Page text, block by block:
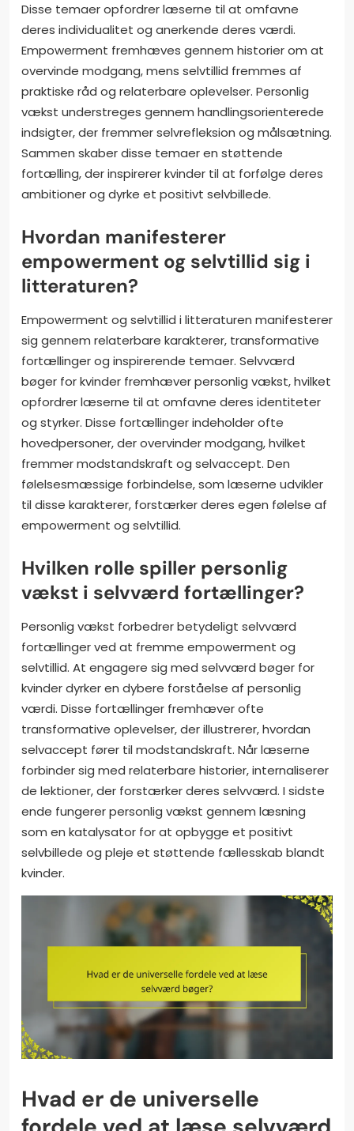
Disse temaer opfordrer læserne til at omfavne
deres individualitet og anerkende deres værdi.
Empowerment fremhæves gennem historier om at
overvinde modgang, mens selvtillid fremmes af
praktiske råd og relaterbare oplevelser. Personlig
vækst understreges gennem handlingsorienterede
indsigter, der fremmer selvrefleksion og målsætning.
Sammen skaber disse temaer en støttende
fortælling, der inspirerer kvinder til at forfølge deres
ambitioner og dyrke et positivt selvbillede.
Hvordan manifesterer
empowerment og selvtillid sig i
litteraturen?
Empowerment og selvtillid i litteraturen manifesterer
sig gennem relaterbare karakterer, transformative
fortællinger og inspirerende temaer. Selvværd
bøger for kvinder fremhæver personlig vækst, hvilket
opfordrer læserne til at omfavne deres identiteter
og styrker. Disse fortællinger indeholder ofte
hovedpersoner, der overvinder modgang, hvilket
fremmer modstandskraft og selvaccept. Den
følelsesmæssige forbindelse, som læserne udvikler
til disse karakterer, forstærker deres egen følelse af
empowerment og selvtillid.
Hvilken rolle spiller personlig
vækst i selvværd fortællinger?
Personlig vækst forbedrer betydeligt selvværd
fortællinger ved at fremme empowerment og
selvtillid. At engagere sig med selvværd bøger for
kvinder dyrker en dybere forståelse af personlig
værdi. Disse fortællinger fremhæver ofte
transformative oplevelser, der illustrerer, hvordan
selvaccept fører til modstandskraft. Når læserne
forbinder sig med relaterbare historier, internaliserer
de lektioner, der forstærker deres selvværd. I sidste
ende fungerer personlig vækst gennem læsning
som en katalysator for at opbygge et positivt
selvbillede og pleje et støttende fællesskab blandt
kvinder.
Hvad er de universelle